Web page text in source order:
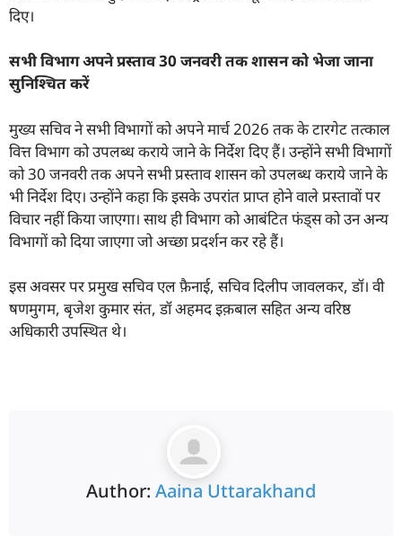
दिए।
सभी विभाग अपने प्रस्ताव30 जनवरी तक शासन को भेजा जाना
सुनिश्चित करें
मुख्य सचिव ने सभी विभागों को अपने मार्च 2026 तक के टारगेट तत्काल
वित्त विभाग को उपलब्ध कराये जाने के निर्देश दिए हैं। उन्होंने सभी विभागों
को 30 जनवरी तक अपने सभी प्रस्ताव शासन को उपलब्ध कराये जाने के
भी निर्देश दिए। उन्होंने कहा कि इसके उपरांत प्राप्त होने वाले प्रस्तावों पर
विचार नहीं किया जाएगा। साथ ही विभाग को आबंटित फंड्स को उन अन्य
विभागों को दिया जाएगा जो अच्छा प्रदर्शन कर रहे हैं।
इस अवसर पर प्रमुख सचिव एल फ़ैनाई, सचिव दिलीप जावलकर, डॉ। वी
षणमुगम, बृजेश कुमार संत, डॉ अहमद इक़बाल सहित अन्य वरिष्ठ
अधिकारी उपस्थित थे।
Author: Aaina Uttarakhand